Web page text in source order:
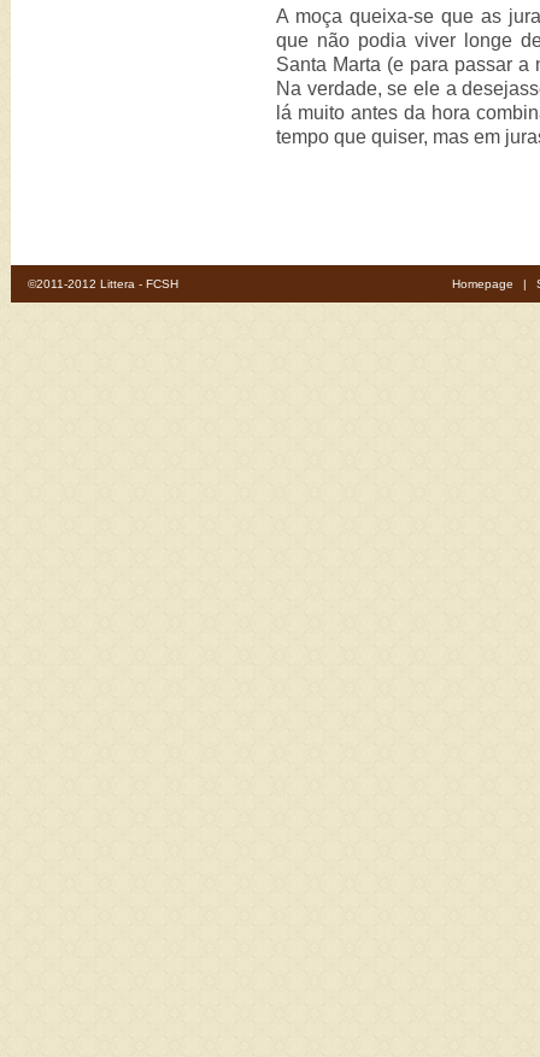
A moça queixa-se que as
que não podia viver longe
Santa Marta (e para passar a
Na verdade, se ele a
lá muito antes da hora
tempo que quiser, mas em
©2011-2012 Littera - FCSH Homepage |